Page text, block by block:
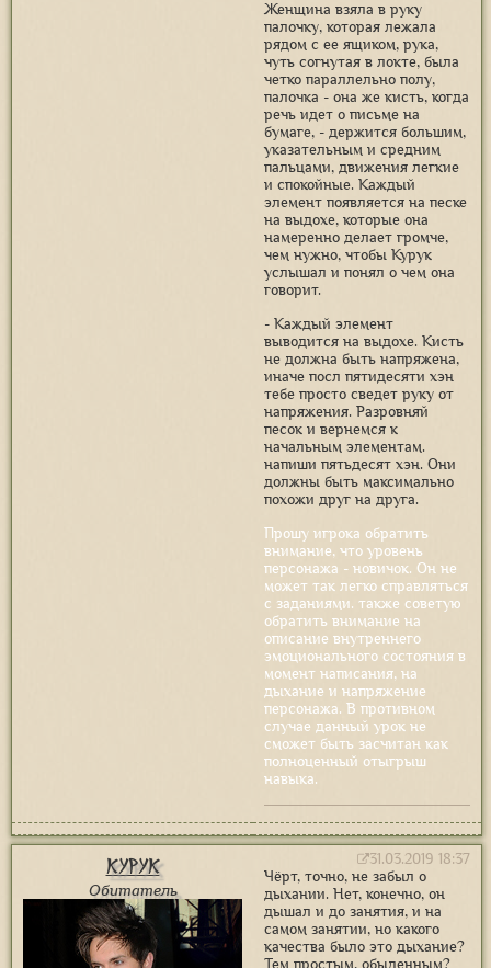
Женщина взяла в руку
палочку, которая лежала
рядом с ее ящиком, рука,
чуть согнутая в локте, была
четко параллельно полу,
палочка - она же кисть, когда
речь идет о письме на
бумаге, - держится большим,
указательным и средним
пальцами, движения легкие
и спокойные. Каждый
элемент появляется на песке
на выдохе, которые она
намеренно делает громче,
чем нужно, чтобы Курук
услышал и понял о чем она
говорит.
- Каждый элемент
выводится на выдохе. Кисть
не должна быть напряжена,
иначе посл пятидесяти хэн
тебе просто сведет руку от
напряжения. Разровняй
песок и вернемся к
начальным элементам.
напиши пятьдесят хэн. Они
должны быть максимально
похожи друг на друга.
Прошу игрока обратить
внимание, что уровень
персонажа - новичок. Он не
может так легко справляться
с заданиями. также советую
обратить внимание на
описание внутреннего
эмоционального состояния в
момент написания, на
дыхание и напряжение
персонажа. В противном
случае данный урок не
сможет быть засчитан как
полноценный отыгрыш
навыка.
Курук
Обитатель
31.03.2019 18:37
Чёрт, точно, не забыл о
дыхании. Нет, конечно, он
дышал и до занятия, и на
самом занятии, но какого
качества было это дыхание?
Тем простым, обыденным?